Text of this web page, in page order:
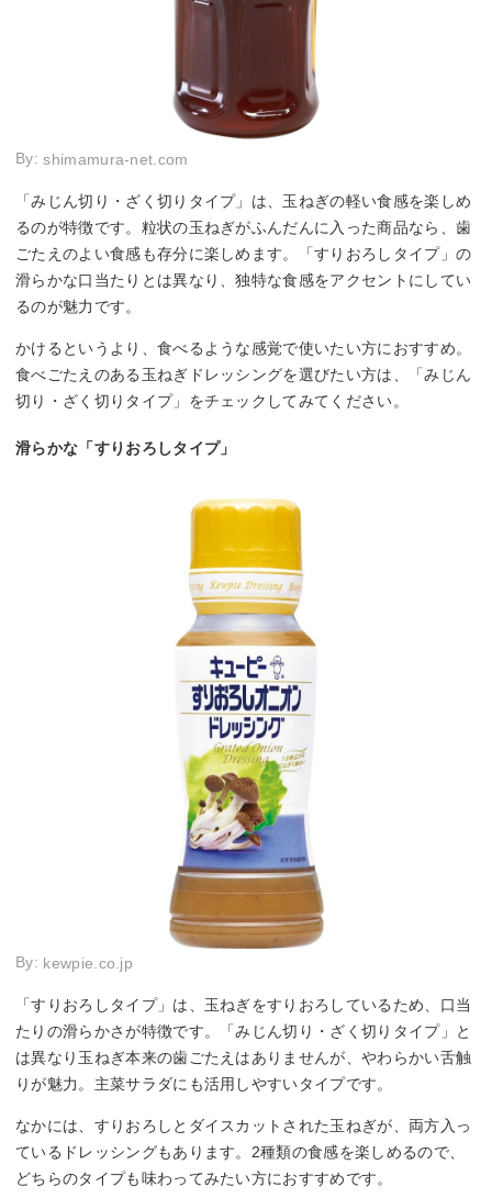
By: shimamura-net.com
「みじん切り・ざく切りタイプ」は、玉ねぎの軽い食感を楽しめ
るのが特徴です。粒状の玉ねぎがふんだんに入った商品なら、歯
ごたえのよい食感も存分に楽しめます。「すりおろしタイプ」の
滑らかな口当たりとは異なり、独特な食感をアクセントにしてい
るのが魅力です。
かけるというより、食べるような感覚で使いたい方におすすめ。
食べごたえのある玉ねぎドレッシングを選びたい方は、「みじん
切り・ざく切りタイプ」をチェックしてみてください。
滑らかな「すりおろしタイプ」
By: kewpie.co.jp
「すりおろしタイプ」は、玉ねぎをすりおろしているため、口当
たりの滑らかさが特徴です。「みじん切り・ざく切りタイプ」と
は異なり玉ねぎ本来の歯ごたえはありませんが、やわらかい舌触
りが魅力。主菜サラダにも活用しやすいタイプです。
なかには、すりおろしとダイスカットされた玉ねぎが、両方入っ
ているドレッシングもあります。2種類の食感を楽しめるので、
どちらのタイプも味わってみたい方におすすめです。